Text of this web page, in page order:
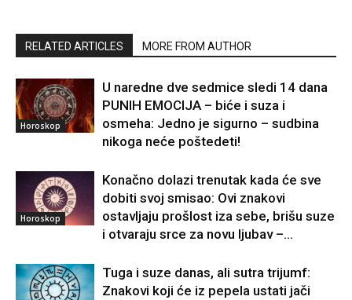
RELATED ARTICLES MORE FROM AUTHOR
Horoskop
U naredne dve sedmice sledi 14 dana
PUNIH EMOCIJA – biće i suza i
osmeha: Jedno je sigurno – sudbina
nikoga neće poštedeti!
Horoskop
Konačno dolazi trenutak kada će sve
dobiti svoj smisao: Ovi znakovi
ostavljaju prošlost iza sebe, brišu suze
i otvaraju srce za novu ljubav –...
Tuga i suze danas, ali sutra trijumf:
Znakovi koji će iz pepela ustati jači